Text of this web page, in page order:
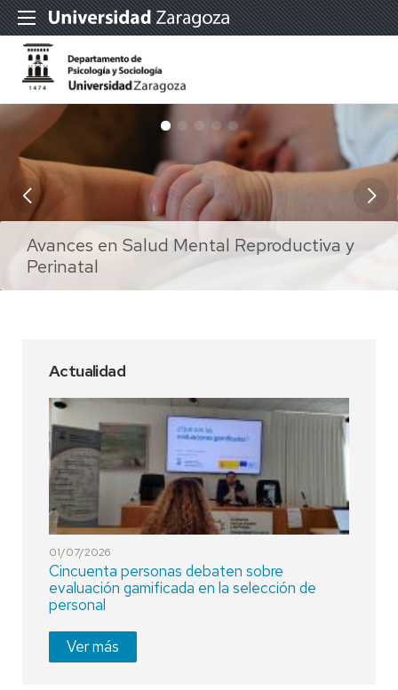
Avances en Salud Mental Reproductiva y
Perinatal
Doctorado en Psicología
Doctorado en Sociología de las Políticas
Públicas y Sociales
Doctorado en Educación
Doctorado en relaciones de género
Actualidad
01/07/2026
Cincuenta personas debaten sobre
evaluación gamificada en la selección de
personal
Ver más